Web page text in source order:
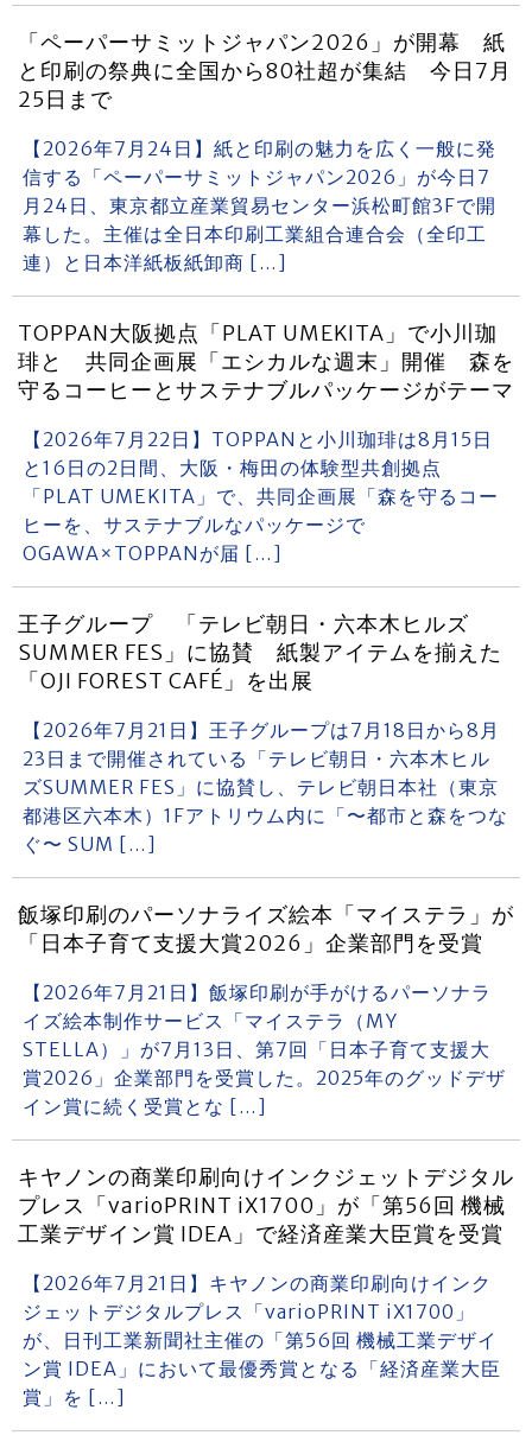
「ペーパーサミットジャパン2026」が開幕 紙
と印刷の祭典に全国から80社超が集結 今日7月
25日まで
【2026年7月24日】紙と印刷の魅力を広く一般に発
信する「ペーパーサミットジャパン2026」が今日7
月24日、東京都立産業貿易センター浜松町館3Fで開
幕した。主催は全日本印刷工業組合連合会（全印工
連）と日本洋紙板紙卸商 […]
TOPPAN大阪拠点「PLAT UMEKITA」で小川珈
琲と 共同企画展「エシカルな週末」開催 森を
守るコーヒーとサステナブルパッケージがテーマ
【2026年7月22日】TOPPANと小川珈琲は8月15日
と16日の2日間、大阪・梅田の体験型共創拠点
「PLAT UMEKITA」で、共同企画展「森を守るコー
ヒーを、サステナブルなパッケージで
OGAWA×TOPPANが届 […]
王子グループ 「テレビ朝日・六本木ヒルズ
SUMMER FES」に協賛 紙製アイテムを揃えた
「OJI FOREST CAFÉ」を出展
【2026年7月21日】王子グループは7月18日から8月
23日まで開催されている「テレビ朝日・六本木ヒル
ズSUMMER FES」に協賛し、テレビ朝日本社（東京
都港区六本木）1Fアトリウム内に「〜都市と森をつな
ぐ〜 SUM […]
飯塚印刷のパーソナライズ絵本「マイステラ」が
「日本子育て支援大賞2026」企業部門を受賞
【2026年7月21日】飯塚印刷が手がけるパーソナラ
イズ絵本制作サービス「マイステラ（MY
STELLA）」が7月13日、第7回「日本子育て支援大
賞2026」企業部門を受賞した。2025年のグッドデザ
イン賞に続く受賞とな […]
キヤノンの商業印刷向けインクジェットデジタル
プレス「varioPRINT iX1700」が「第56回 機械
工業デザイン賞 IDEA」で経済産業大臣賞を受賞
【2026年7月21日】キヤノンの商業印刷向けインク
ジェットデジタルプレス「varioPRINT iX1700」
が、日刊工業新聞社主催の「第56回 機械工業デザイ
ン賞 IDEA」において最優秀賞となる「経済産業大臣
賞」を […]